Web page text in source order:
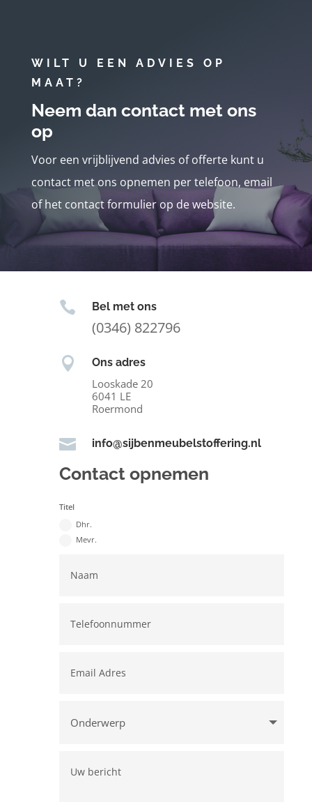
WILT U EEN ADVIES OP
MAAT?
Neem dan contact met ons
op
Voor een vrijblijvend advies of offerte kunt u
contact met ons opnemen per telefoon, email
of het contact formulier op de website.
 Bel met ons
(0346) 822796
 Ons adres
Looskade 20
6041 LE
Roermond
 info@sijbenmeubelstoffering.nl
Contact opnemen
Titel
Dhr.
Mevr.